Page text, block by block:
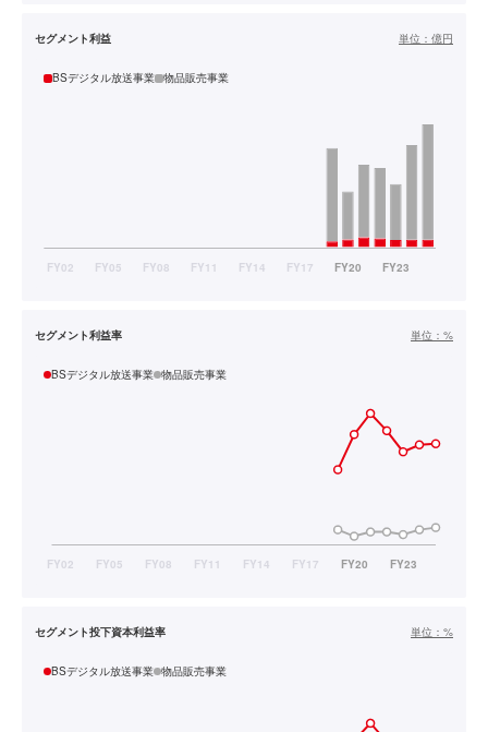
セグメント利益 単位： 億円
BSデジタル放送事業 物品販売事業
セグメント利益率 単位： %
BSデジタル放送事業 物品販売事業
セグメント投下資本利益率 単位： %
BSデジタル放送事業 物品販売事業